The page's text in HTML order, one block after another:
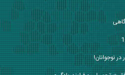
نوجوانان!